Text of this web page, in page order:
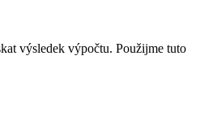
výsledek výpočtu. Použijme tuto